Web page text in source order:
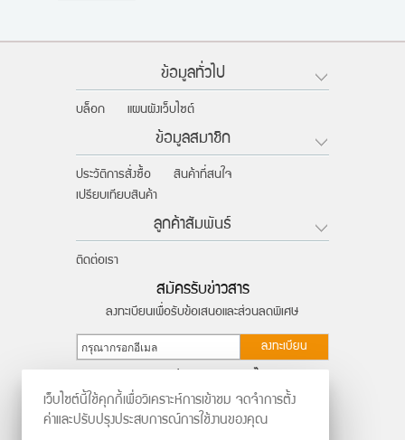
ข้อมูลทั่วไป
บล็อก แผนผังเว็บไซต์
ข้อมูลสมาชิก
ประวัติการสั่งซื้อ
สินค้าที่สนใจ
เปรียบเทียบสินค้า
ลูกค้าสัมพันธ์
ติดต่อเรา
สมัครรับข่าวสาร
ลงทะเบียนเพื่อรับข้อเสนอและส่วนลดพิเศษ
ลงทะเบียน
เว็บไซต์นี้ใช้คุกกี้เพื่อวิเคราะห์การเข้าชม จดจำการตั้ง
ค่าและปรับปรุงประสบการณ์การใช้งานของคุณ